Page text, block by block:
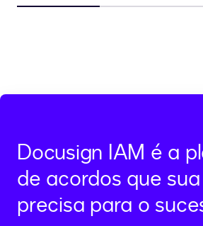
Docusign IAM é a
de acordos que
precisa para o